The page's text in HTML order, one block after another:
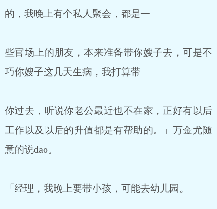
的，我晚上有个私人聚会，都是一
些官场上的朋友，本来准备带你嫂子去，可是不
巧你嫂子这几天生病，我打算带
你过去，听说你老公最近也不在家，正好有以后
工作以及以后的升值都是有帮助的。」万金尤随
意的说dao。
「经理，我晚上要带小孩，可能去幼儿园。